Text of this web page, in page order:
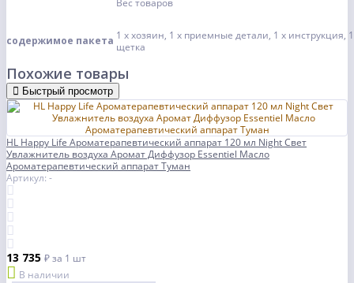
Вес товаров
содержимое пакета 1 х хозяин, 1 х приемные детали, 1 х инструкция,
щетка
Похожие товары
Быстрый просмотр
HL Happy Life Ароматерапевтический аппарат 120 мл Night Свет
Увлажнитель воздуха Аромат Диффузор Essentiel Масло
Ароматерапевтический аппарат Туман
Артикул: -
13 735 ₽за 1 шт
В наличии